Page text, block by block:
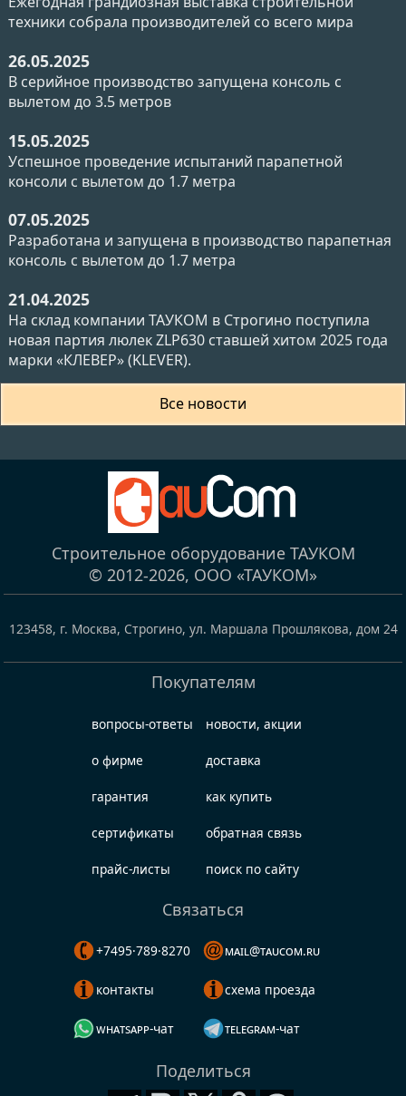
техники собрала производителей со всего мира
26.05.2025
В серийное производство запущена консоль с
вылетом до 3.5 метров
15.05.2025
Успешное проведение испытаний парапетной
консоли с вылетом до 1.7 метра
07.05.2025
Разработана и запущена в производство парапетная
консоль с вылетом до 1.7 метра
21.04.2025
На склад компании ТАУКОМ в Строгино поступила
новая партия люлек ZLP630 ставшей хитом 2025 года
марки «КЛЕВЕР» (KLEVER).
Все новости
Строительное оборудование ТАУКОМ
© 2012-2026, ООО «ТАУКОМ»
123458, г. Москва, Строгино, ул. Маршала Прошлякова, дом 24
Покупателям
вопросы-ответы
о фирме
гарантия
сертификаты
прайс-листы
новости, акции
доставка
как купить
обратная связь
поиск по сайту
Связаться
+7495·789·8270
контакты
whatsapp-чат
mail@taucom.ru
схема проезда
telegram-чат
Поделиться